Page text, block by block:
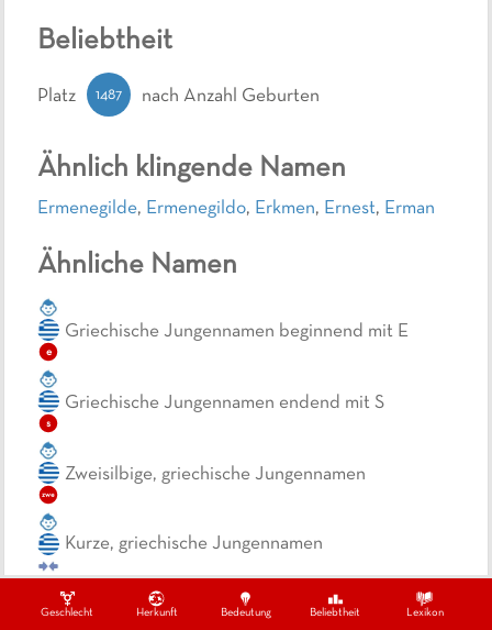
Geschlecht Herkunft Bedeutung Beliebtheit Lexikon
Ähnlich klingende Namen
Ermenegilde, Ermenegildo, Erkmen, Ernest, Erman
Ähnliche Namen
e
Griechische Jungennamen beginnend mit E
s
Griechische Jungennamen endend mit S
zwe
Zweisilbige, griechische Jungennamen
Kurze, griechische Jungennamen
er zwe Zweisilbige Jungennamen beginnend mit Er
Beliebtheit
Platz 1487 nach Anzahl Geburten